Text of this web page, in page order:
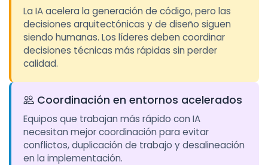
La IA acelera la generación de código, pero las
decisiones arquitectónicas y de diseño siguen
siendo humanas. Los líderes deben coordinar
decisiones técnicas más rápidas sin perder
calidad.
Coordinación en entornos acelerados
Equipos que trabajan más rápido con IA
necesitan mejor coordinación para evitar
conflictos, duplicación de trabajo y desalineación
en la implementación.